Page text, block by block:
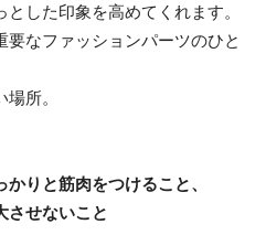
した印象を高めてくれます。
なファッションパーツのひと
所。
りと筋肉をつけること、
させないこと